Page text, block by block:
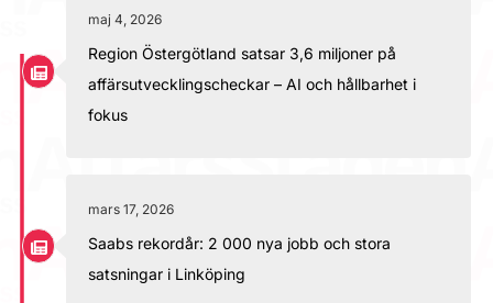
maj 4, 2026
Region Östergötland satsar 3,6 miljoner på
affärsutvecklingscheckar – AI och hållbarhet i
fokus
mars 17, 2026
Saabs rekordår: 2 000 nya jobb och stora
satsningar i Linköping